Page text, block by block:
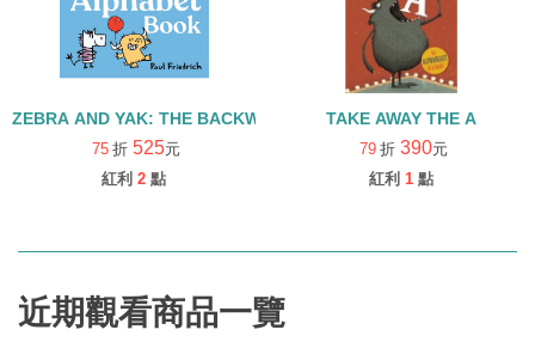
ZEBRA AND YAK: THE BACKWORDS ALPHABET BOOK/精裝
75 折 525元
紅利 2 點
TAKE AWAY THE A
79 折 390元
紅利 1 點
近期觀看商品一覽